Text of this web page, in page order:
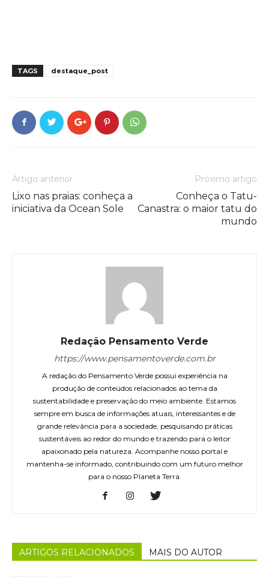
TAGS destaque_post
Artigo anterior
Lixo nas praias: conheça a
iniciativa da Ocean Sole
Próximo artigo
Conheça o Tatu-
Canastra: o maior tatu do
mundo
Redação Pensamento Verde
https://www.pensamentoverde.com.br
A redação do Pensamento Verde possui experiência na
produção de conteúdos relacionados ao tema da
sustentabilidade e preservação do meio ambiente. Estamos
sempre em busca de informações atuais, interessantes e de
grande relevância para a sociedade, pesquisando práticas
sustentáveis ao redor do mundo e trazendo para o leitor
apaixonado pela natureza. Acompanhe nosso portal e
mantenha-se informado, contribuindo com um futuro melhor
para o nosso Planeta Terra.
ARTIGOS RELACIONADOS MAIS DO AUTOR